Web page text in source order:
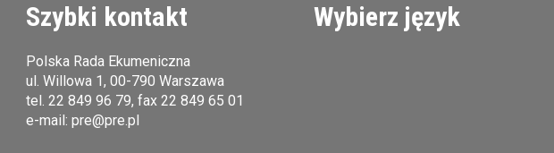
Szybki kontakt
Polska Rada Ekumeniczna
ul. Willowa 1, 00-790 Warszawa
tel.22 849 96 79, fax 22 849 65 01
e-mail:pre@pre.pl
Wybierz język